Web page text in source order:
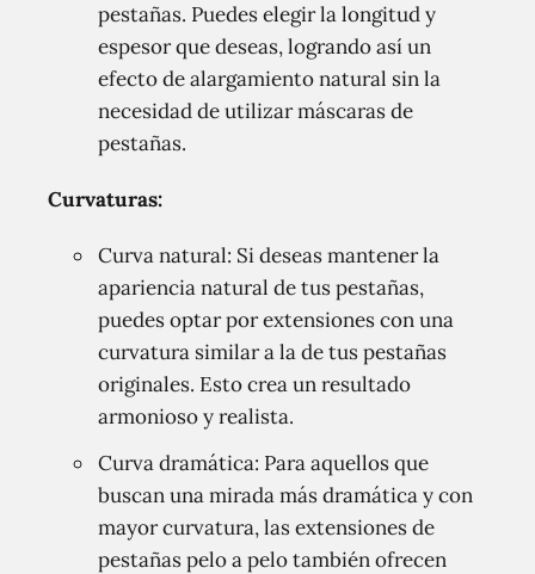
pestañas. Puedes elegir la longitud y
espesor que deseas, logrando así un
efecto de alargamiento natural sin la
necesidad de utilizar máscaras de
pestañas.
Curvaturas:
Curva natural: Si deseas mantener la
apariencia natural de tus pestañas,
puedes optar por extensiones con una
curvatura similar a la de tus pestañas
originales. Esto crea un resultado
armonioso y realista.
Curva dramática: Para aquellos que
buscan una mirada más dramática y con
mayor curvatura, las extensiones de
pestañas pelo a pelo también ofrecen